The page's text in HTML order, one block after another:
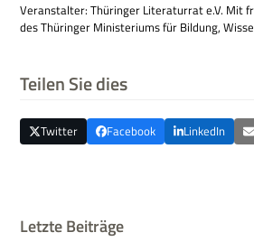
Ver­an­stal­ter: Thü­rin­ger Lite­ra­tur­rat e.V. Mit
des Thü­rin­ger Mini­ste­ri­ums für Bil­dung,
Teilen Sie dies
Twitter Facebook LinkedIn
Letzte Beiträge